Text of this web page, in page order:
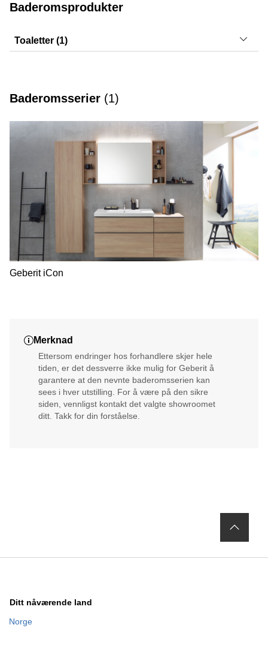
Baderomsprodukter
Toaletter (1)
Baderomsserier (1)
Geberit iCon
Merknad
Ettersom endringer hos forhandlere skjer hele
tiden, er det dessverre ikke mulig for Geberit å
garantere at den nevnte baderomsserien kan
sees i hver utstilling. For å være på den sikre
siden, vennligst kontakt det valgte showroomet
ditt. Takk for din forståelse.
Ditt nåværende land
Norge